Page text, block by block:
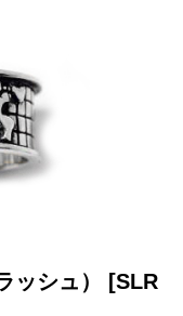
ッシュ） [SLR